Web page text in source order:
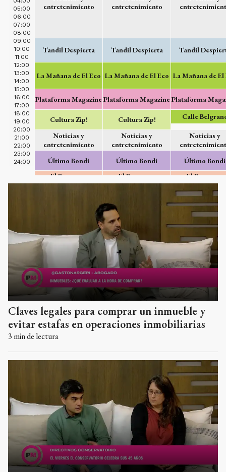
05:00
06:00
07:00
08:00
09:00
10:00
11:00
12:00
13:00
14:00
15:00
16:00
17:00
18:00
19:00
20:00
21:00
22:00
23:00
24:00
entretenimiento
Tandil Despierta
La Mañana de El Eco
Plataforma Magazine
Cultura Zip!
Noticias y
entretenimiento
Último Bondi
El Resumen
entretenimiento
Tandil Despierta
La Mañana de El Eco
Plataforma Magazine
Cultura Zip!
Noticias y
entretenimiento
Último Bondi
El Resumen
Tandil
La Mañana de El
Plataforma
Calle
Noticias y
Último Bondi
El Resumen
Noticias y
Claves legales para comprar un inmueble y
evitar estafas en operaciones inmobiliarias
3 min de lectura